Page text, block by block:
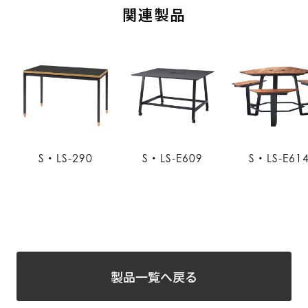
関連製品
S・LS-290 S・LS-E609 S・LS-
製品一覧へ戻る